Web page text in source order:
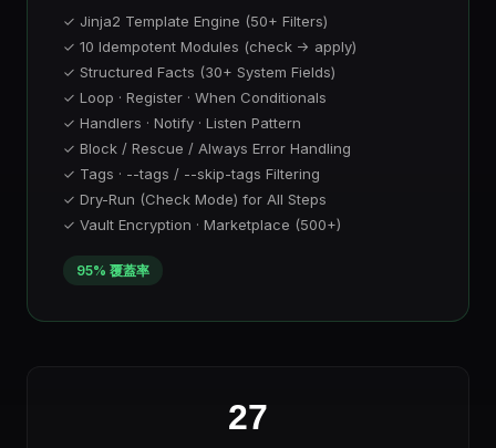
✓ Jinja2 Template Engine (50+ Filters)
✓ 10 Idempotent Modules (check → apply)
✓ Structured Facts (30+ System Fields)
✓ Loop · Register · When Conditionals
✓ Handlers · Notify · Listen Pattern
✓ Block / Rescue / Always Error Handling
✓ Tags · --tags / --skip-tags Filtering
✓ Dry-Run (Check Mode) for All Steps
✓ Vault Encryption · Marketplace (500+)
95% 覆蓋率
27